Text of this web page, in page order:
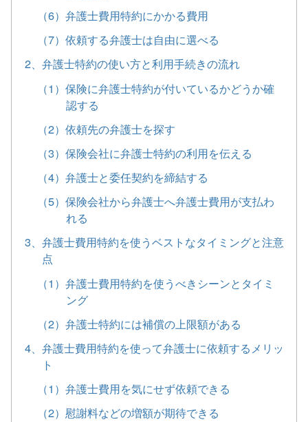
（6）弁護士費用特約にかかる費用
（7）依頼する弁護士は自由に選べる
2、弁護士特約の使い方と利用手続きの流れ
（1）保険に弁護士特約が付いているかどうか確
認する
（2）依頼先の弁護士を探す
（3）保険会社に弁護士特約の利用を伝える
（4）弁護士と委任契約を締結する
（5）保険会社から弁護士へ弁護士費用が支払わ
れる
3、弁護士費用特約を使うベストなタイミングと注意
点
（1）弁護士費用特約を使うべきシーンとタイミ
ング
（2）弁護士特約には補償の上限額がある
4、弁護士費用特約を使って弁護士に依頼するメリッ
ト
（1）弁護士費用を気にせず依頼できる
（2）慰謝料などの増額が期待できる